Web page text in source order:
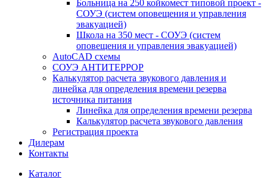
Больница на 250 койкомест типовой проект -
СОУЭ (систем оповещения и управления
эвакуацией)
Школа на 350 мест - СОУЭ (систем
оповещения и управления эвакуацией)
AutoCAD схемы
СОУЭ АНТИТЕРРОР
Калькулятор расчета звукового давления и
линейка для определения времени резерва
источника питания
Линейка для определения времени резерва
Калькулятор расчета звукового давления
Регистрация проекта
Дилерам
Контакты
Каталог